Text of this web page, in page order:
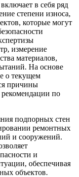
в себя ряд
степени износа,
которые могут
измерение
материалов,
На основе
о текущем
причины
по
подпорных стен
ремонтных
и сооружений.
и
обеспечивая
объектов.